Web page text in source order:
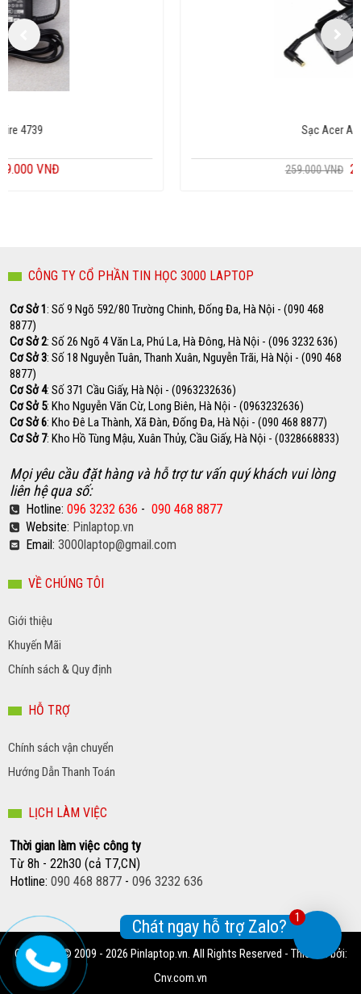
CÔNG TY CỔ PHẦN TIN HỌC 3000 LAPTOP
Cơ Sở 1: Số 9 Ngõ 592/80 Trường Chinh, Đống Đa, Hà Nội - (090 468
8877)
Cơ Sở 2: Số 26 Ngõ 4 Văn La, Phú La, Hà Đông, Hà Nội - (096 3232 636)
Cơ Sở 3: Số 18 Nguyễn Tuân, Thanh Xuân, Nguyễn Trãi, Hà Nội - (090 468
8877)
Cơ Sở 4: Số 371 Cầu Giấy, Hà Nội - (0963232636)
Cơ Sở 5: Kho Nguyễn Văn Cừ, Long Biên, Hà Nội - (0963232636)
Cơ Sở 6: Kho Đê La Thành, Xã Đàn, Đống Đa, Hà Nội - (090 468 8877)
Cơ Sở 7: Kho Hồ Tùng Mậu, Xuân Thủy, Cầu Giấy, Hà Nội - (0328668833)
Mọi yêu cầu đặt hàng và hỗ trợ tư vấn quý khách vui lòng
liên hệ qua số:
Hotline: 096 3232 636 - 090 468 8877
Website: Pinlaptop.vn
Email: 3000laptop@gmail.com
VỀ CHÚNG TÔI
Giới thiệu
Khuyến Mãi
Chính sách & Quy định
HỖ TRỢ
Chính sách vận chuyển
Hướng Dẫn Thanh Toán
LỊCH LÀM VIỆC
Thời gian làm việc công ty
Từ 8h - 22h30 (cả T7,CN)
Hotline: 090 468 8877 - 096 3232 636
Copyright © 2009 - 2026 Pinlaptop.vn. All Rights Reserved - Thiết kế bởi:
Cnv.com.vn
1
Chát ngay hỗ trợ Zalo?